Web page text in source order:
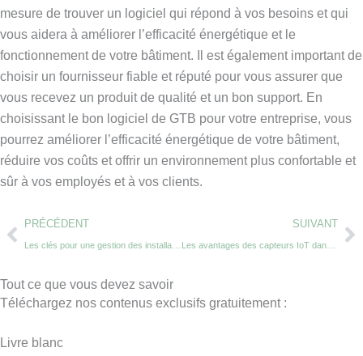
mesure de trouver un logiciel qui répond à vos besoins et qui
vous aidera à améliorer l’efficacité énergétique et le
fonctionnement de votre bâtiment. Il est également important de
choisir un fournisseur fiable et réputé pour vous assurer que
vous recevez un produit de qualité et un bon support. En
choisissant le bon logiciel de GTB pour votre entreprise, vous
pourrez améliorer l’efficacité énergétique de votre bâtiment,
réduire vos coûts et offrir un environnement plus confortable et
sûr à vos employés et à vos clients.
PrevPRÉCÉDENT SUIVANT
Les avantages des capteurs IoT dans la gestion technique du bâtiment
Tout ce que vous devez savoir
Téléchargez nos contenus exclusifs gratuitement :
Livre blanc